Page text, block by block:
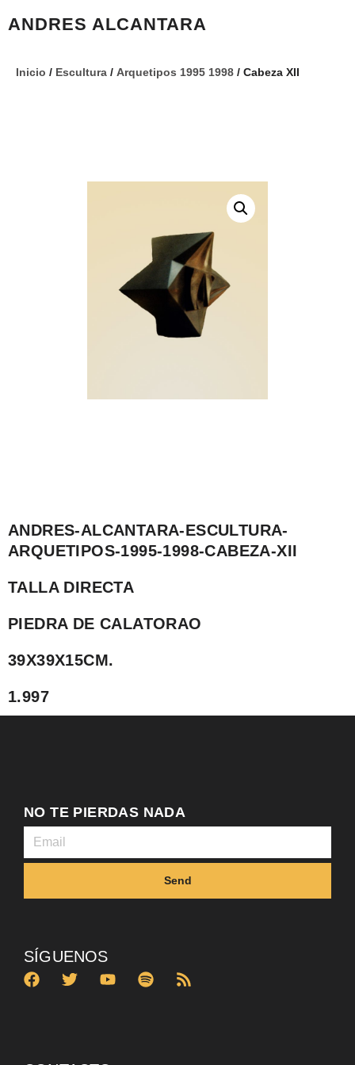
ANDRES ALCANTARA
Inicio / Escultura / Arquetipos 1995 1998 / Cabeza XII
ANDRES-ALCANTARA-ESCULTURA-
ARQUETIPOS-1995-1998-CABEZA-XII
TALLA DIRECTA
PIEDRA DE CALATORAO
39X39X15CM.
1.997
NO TE PIERDAS NADA
Send
SÍGUENOS